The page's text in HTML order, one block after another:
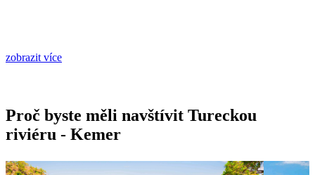
zobrazit více
Proč byste měli navštívit Tureckou
riviéru - Kemer